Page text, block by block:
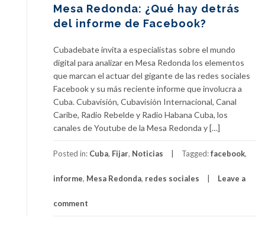
Mesa Redonda: ¿Qué hay detrás
del informe de Facebook?
Cubadebate invita a especialistas sobre el mundo
digital para analizar en Mesa Redonda los elementos
que marcan el actuar del gigante de las redes sociales
Facebook y su más reciente informe que involucra a
Cuba. Cubavisión, Cubavisión Internacional, Canal
Caribe, Radio Rebelde y Radio Habana Cuba, los
canales de Youtube de la Mesa Redonda y […]
Posted in: Cuba, Fijar, Noticias Tagged:facebook,
informe, Mesa Redonda, redes sociales Leave a
comment